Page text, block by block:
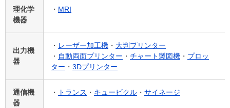
理化学
機器
・ MRI
出力機
器
・ レーザー加工機 ・ 大判プリンター
・ 自動両面プリンター ・ チャート製図機 ・ プロッ
ター ・ 3Dプリンター
通信機
器
・ トランス ・ キュービクル ・ サイネージ